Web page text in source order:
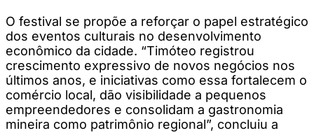
O festival se propõe a reforçar o papel estratégico
dos eventos culturais no desenvolvimento
econômico da cidade. “Timóteo registrou
crescimento expressivo de novos negócios nos
últimos anos, e iniciativas como essa fortalecem o
comércio local, dão visibilidade a pequenos
empreendedores e consolidam a gastronomia
mineira como patrimônio regional”, concluiu a